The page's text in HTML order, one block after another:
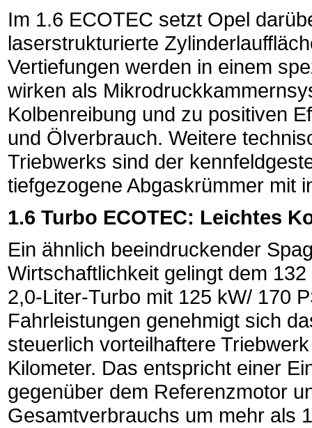
Im 1.6 ECOTEC setzt Opel
laserstrukturierte
Vertiefungen werden in einem
wirken als
Kolbenreibung und zu positiven
und Ölverbrauch. Weitere
Triebwerks sind der
tiefgezogene Abgaskrümmer mit
1.6 Turbo ECOTEC: Leichtes
Ein ähnlich beeindruckender
Wirtschaftlichkeit gelingt dem
2,0-Liter-Turbo mit 125 kW/ 170
Fahrleistungen genehmigt sich
steuerlich vorteilhaftere
Kilometer. Das entspricht einer
gegenüber dem Referenzmotor
Gesamtverbrauchs um mehr als